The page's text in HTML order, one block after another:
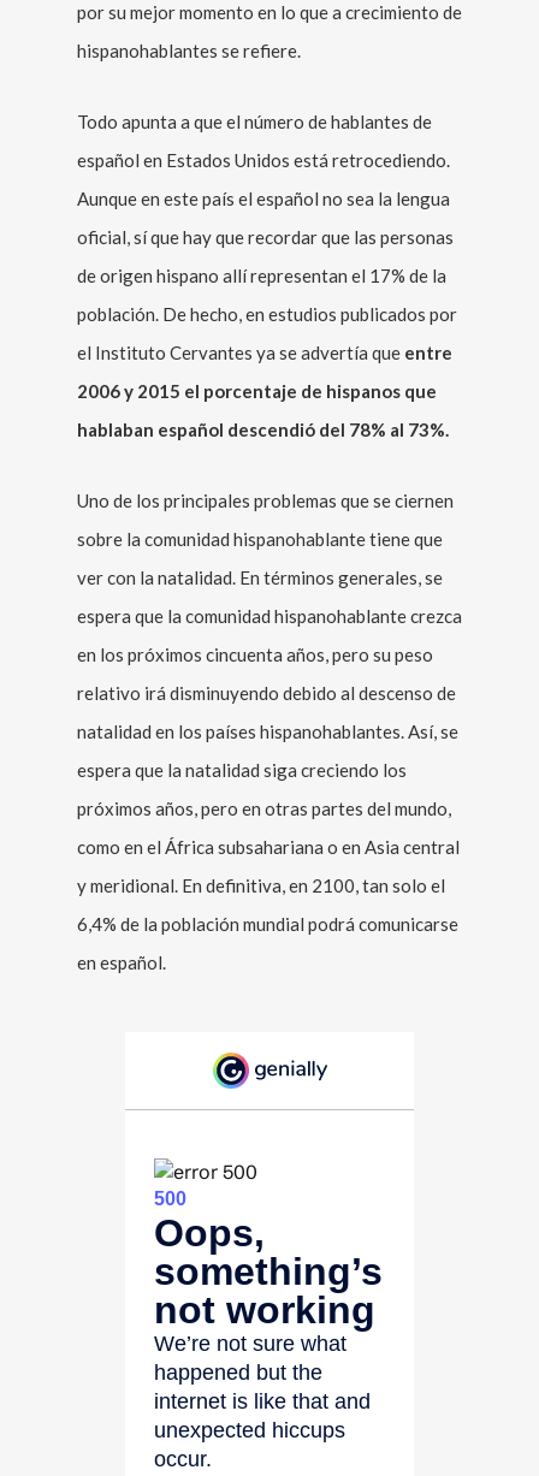
por su mejor momento en lo que a crecimiento de
hispanohablantes se refiere.
Todo apunta a que el número de hablantes de
español en Estados Unidos está retrocediendo.
Aunque en este país el español no sea la lengua
oficial, sí que hay que recordar que las personas
de origen hispano allí representan el 17% de la
población. De hecho, en estudios publicados por
el Instituto Cervantes ya se advertía que entre
2006 y 2015 el porcentaje de hispanos que
hablaban español descendió del 78% al 73%.
Uno de los principales problemas que se ciernen
sobre la comunidad hispanohablante tiene que
ver con la natalidad. En términos generales, se
espera que la comunidad hispanohablante crezca
en los próximos cincuenta años, pero su peso
relativo irá disminuyendo debido al descenso de
natalidad en los países hispanohablantes. Así, se
espera que la natalidad siga creciendo los
próximos años, pero en otras partes del mundo,
como en el África subsahariana o en Asia central
y meridional. En definitiva, en 2100, tan solo el
6,4% de la población mundial podrá comunicarse
en español.